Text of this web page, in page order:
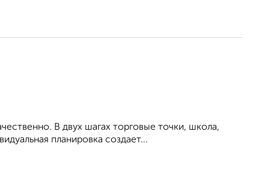
В двух шагах торговые точки, школа,
планировка создает...